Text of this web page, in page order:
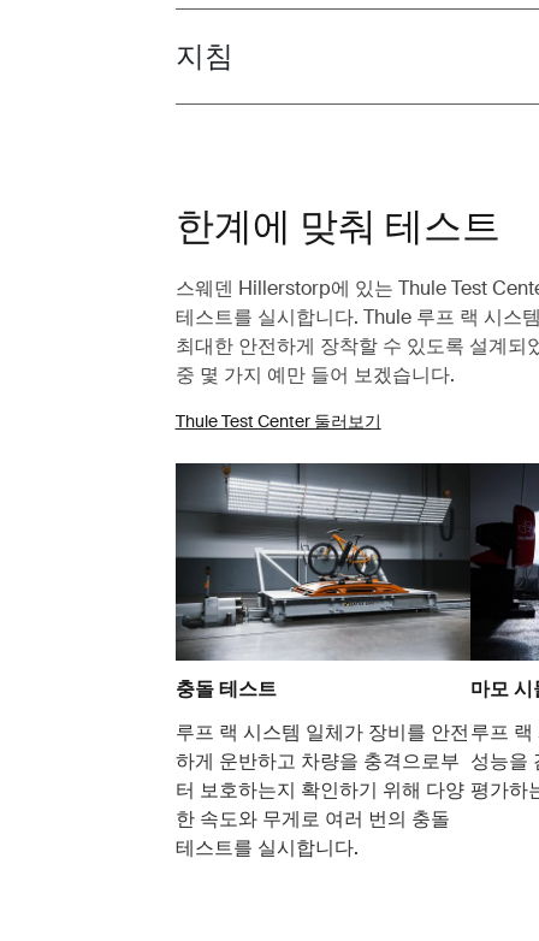
Toggle guides and instructions
지침
한계에 맞춰 테스트
스웨덴 Hillerstorp에 있는 Thule Test
테스트를 실시합니다. Thule 루프 랙 시스
최대한 안전하게 장착할 수 있도록 설계되
중 몇 가지 예만 들어 보겠습니다.
Thule Test Center 둘러보기
충돌 테스트
루프 랙 시스템 일체가 장비를 안전
하게 운반하고 차량을 충격으로부
터 보호하는지 확인하기 위해 다양
한 속도와 무게로 여러 번의 충돌
테스트를 실시합니다.
마모 시
루프 랙
성능을
평가하